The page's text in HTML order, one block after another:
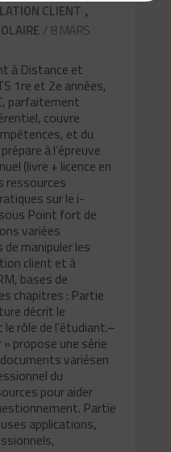
CLIENT ,
/ 8 MARS
à Distance et
1re et 2e années,
parfaitement
couvre
et du
à l’épreuve
(livre + licence en
ressources
sur le i-
Point fort de
variées
manipuler les
client et à
bases de
chapitres : Partie
décrit le
rôle de l’étudiant.–
propose une série
variésen
du
pour aider
Partie
applications,